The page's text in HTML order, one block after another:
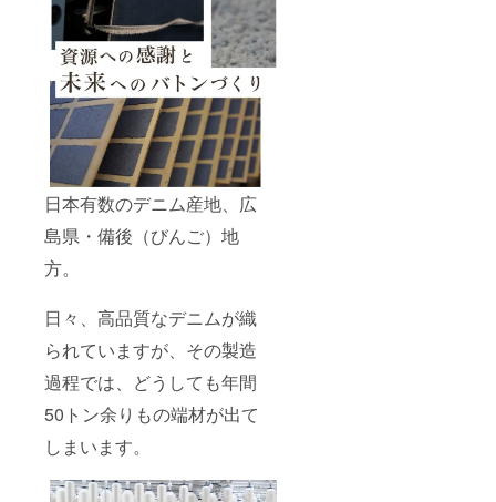
日本有数のデニム産地、広
島県・備後（びんご）地
方。
日々、高品質なデニムが織
られていますが、その製造
過程では、どうしても年間
50トン余りもの端材が出て
しまいます。